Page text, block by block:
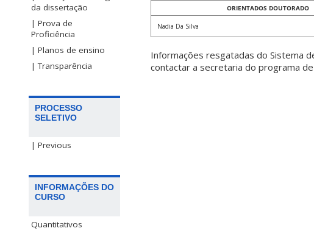
da dissertação
| Prova de
Proficiência
| Planos de ensino
| Transparência
PROCESSO
SELETIVO
| Previous
INFORMAÇÕES DO
CURSO
Quantitativos
ORIENTADOS DOUTORADO
Nadia Da Silva
Informações resgatadas do Sistema
contactar a secretaria do programa